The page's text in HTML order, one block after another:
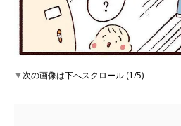
▼次の画像は下へスクロール (1/5)